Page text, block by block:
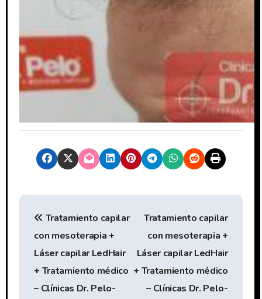
N
Tratamiento capilar
con mesoterapia +
Láser capilar LedHair
+ Tratamiento médico
– Clínicas Dr. Pelo-
Tratamiento capilar
con mesoterapia +
Láser capilar LedHair
+ Tratamiento médico
– Clínicas Dr. Pelo-